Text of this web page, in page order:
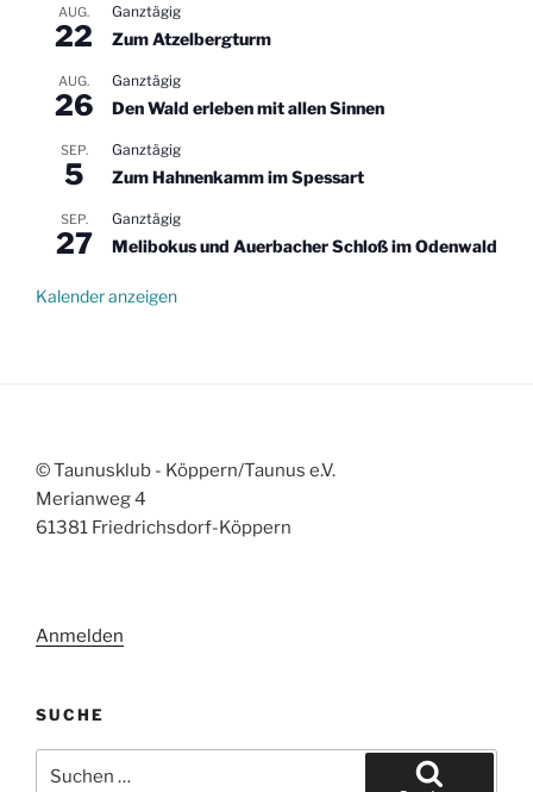
AUG.
22
Ganztägig
Zum Atzelbergturm
AUG.
26
Ganztägig
Den Wald erleben mit allen Sinnen
SEP.
5
Ganztägig
Zum Hahnenkamm im Spessart
SEP.
27
Ganztägig
Melibokus und Auerbacher Schloß im Odenwald
Kalender anzeigen
© Taunusklub - Köppern/Taunus e.V.
Merianweg 4
61381 Friedrichsdorf-Köppern
Anmelden
SUCHE